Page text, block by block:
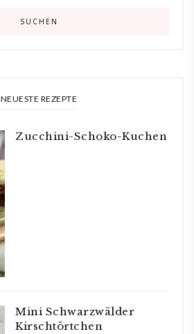
NEUESTE REZEPTE
Zucchini-Schoko-Kuchen
Mini Schwarzwälder
Kirschtörtchen